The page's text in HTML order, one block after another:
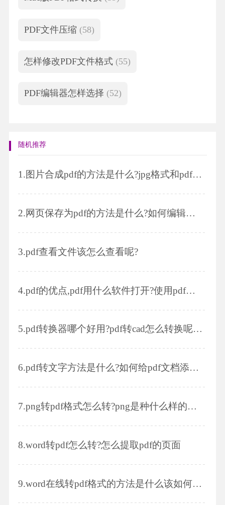
PDF文件压缩 (58)
怎样修改PDF文件格式 (55)
PDF编辑器怎样选择 (52)
随机推荐
1.图片合成pdf的方法是什么?jpg格式和pdf格式有什么区别?
2.网页保存为pdf的方法是什么?如何编辑网页pdf文件?
3.pdf查看文件该怎么查看呢?
4.pdf的优点,pdf用什么软件打开?使用pdf的注意事项
5.pdf转换器哪个好用?pdf转cad怎么转换呢,有什么好办法?
6.pdf转文字方法是什么?如何给pdf文档添加ocr文字识别插件?
7.png转pdf格式怎么转?png是种什么样的格式?
8.word转pdf怎么转?怎么提取pdf的页面
9.word在线转pdf格式的方法是什么该如何编辑pdf格式文件